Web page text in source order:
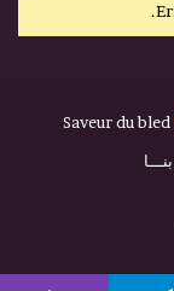
Saveur du bled